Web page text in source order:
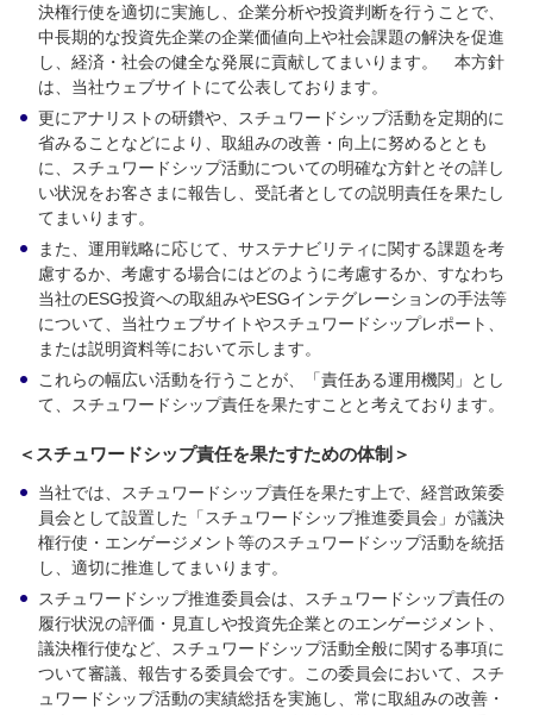
決権行使を適切に実施し、企業分析や投資判断を行うことで、
中長期的な投資先企業の企業価値向上や社会課題の解決を促進
し、経済・社会の健全な発展に貢献してまいります。 本方針
は、当社ウェブサイトにて公表しております。
更にアナリストの研鑽や、スチュワードシップ活動を定期的に
省みることなどにより、取組みの改善・向上に努めるととも
に、スチュワードシップ活動についての明確な方針とその詳し
い状況をお客さまに報告し、受託者としての説明責任を果たし
てまいります。
また、運用戦略に応じて、サステナビリティに関する課題を考
慮するか、考慮する場合にはどのように考慮するか、すなわち
当社のESG投資への取組みやESGインテグレーションの手法等
について、当社ウェブサイトやスチュワードシップレポート、
または説明資料等において示します。
これらの幅広い活動を行うことが、「責任ある運用機関」とし
て、スチュワードシップ責任を果たすことと考えております。
＜スチュワードシップ責任を果たすための体制＞
当社では、スチュワードシップ責任を果たす上で、経営政策委
員会として設置した「スチュワードシップ推進委員会」が議決
権行使・エンゲージメント等のスチュワードシップ活動を統括
し、適切に推進してまいります。
スチュワードシップ推進委員会は、スチュワードシップ責任の
履行状況の評価・見直しや投資先企業とのエンゲージメント、
議決権行使など、スチュワードシップ活動全般に関する事項に
ついて審議、報告する委員会です。この委員会において、スチ
ュワードシップ活動の実績総括を実施し、常に取組みの改善・